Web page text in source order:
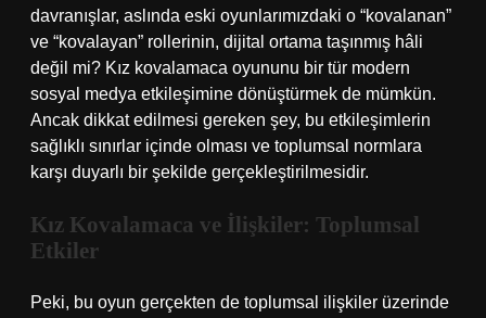
davranışlar, aslında eski oyunlarımızdaki o “kovalanan”
ve “kovalayan” rollerinin, dijital ortama taşınmış hâli
değil mi? Kız kovalamaca oyununu bir tür modern
sosyal medya etkileşimine dönüştürmek de mümkün.
Ancak dikkat edilmesi gereken şey, bu etkileşimlerin
sağlıklı sınırlar içinde olması ve toplumsal normlara
karşı duyarlı bir şekilde gerçekleştirilmesidir.
Kız Kovalamaca ve İlişkiler: Toplumsal
Etkiler
Peki, bu oyun gerçekten de toplumsal ilişkiler üzerinde